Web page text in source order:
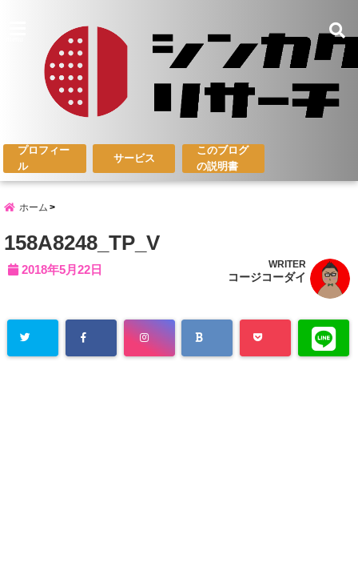
プロフィー
ル
サービス
このブログ
の説明書
ホーム
158A8248_TP_V
2018年5月22日 WRITER
コージコーダイ